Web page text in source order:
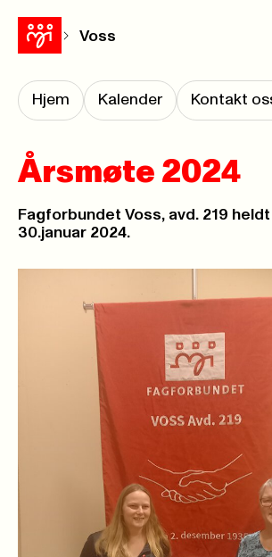
Voss
Hjem Kalender Kontakt
Årsmøte 2024
Fagforbundet Voss, avd. 219
30.januar 2024.